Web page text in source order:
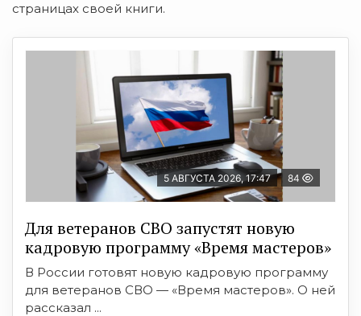
страницах своей книги.
5 АВГУСТА 2026, 17:47 84
Для ветеранов СВО запустят новую
кадровую программу «Время мастеров»
В России готовят новую кадровую программу
для ветеранов СВО — «Время мастеров». О ней
рассказал ...